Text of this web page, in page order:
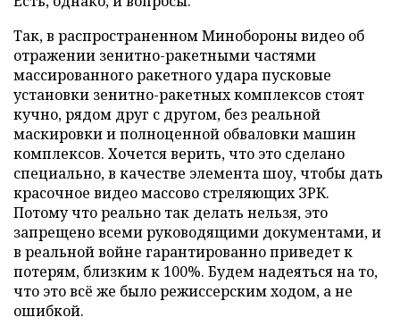
Так, в распространенном Минобороны видео об
отражении зенитно-ракетными частями
массированного ракетного удара пусковые
установки зенитно-ракетных комплексов стоят
кучно, рядом друг с другом, без реальной
маскировки и полноценной обваловки машин
комплексов. Хочется верить, что это сделано
специально, в качестве элемента шоу, чтобы дать
красочное видео массово стреляющих ЗРК.
Потому что реально так делать нельзя, это
запрещено всеми руководящими документами, и
в реальной войне гарантированно приведет к
потерям, близким к 100%. Будем надеяться на то,
что это всё же было режиссерским ходом, а не
ошибкой.